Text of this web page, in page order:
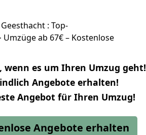
: Top-
ab 67€ – Kostenlose
es um Ihren Umzug geht!
Angebote erhalten!
Angebot für Ihren Umzug!
Angebote erhalten